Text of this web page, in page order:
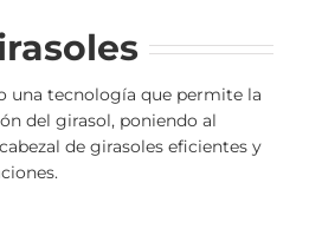
una tecnología que permite la
del girasol, poniendo al
de girasoles eficientes y